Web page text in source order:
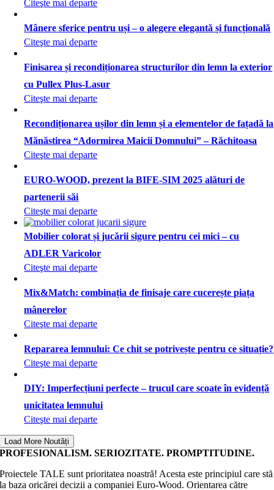
Citeşte mai departe
Mânere sferice pentru uși – o alegere elegantă și funcțională
Citeşte mai departe
Finisarea și recondiționarea structurilor din lemn la exterior
cu Pullex Plus-Lasur
Citeşte mai departe
Recondiționarea ușilor din lemn și a elementelor de fațadă la
Mănăstirea “Adormirea Maicii Domnului” – Răchitoasa
Citeşte mai departe
EURO-WOOD, prezent la BIFE-SIM 2025 alături de
partenerii săi
Citeşte mai departe
Mobilier colorat și jucării sigure pentru cei mici – cu
ADLER Varicolor
Citeşte mai departe
Mix&Match: combinația de finisaje care cucerește piața
mânerelor
Citeşte mai departe
Repararea lemnului: Ce chit se potrivește pentru ce situație?
Citeşte mai departe
DIY: Imperfecțiuni perfecte – trucul care scoate în evidență
unicitatea lemnului
Citeşte mai departe
Load More Noutăți
PROFESIONALISM. SERIOZITATE. PROMPTITUDINE.
Proiectele TALE sunt prioritatea noastră! Acesta este principiul care stă
la baza oricărei decizii a companiei Euro-Wood. Orientarea către